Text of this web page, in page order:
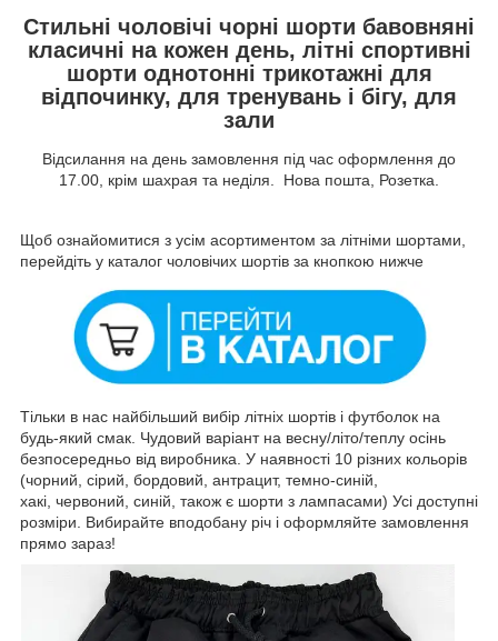
Стильні чоловічі чорні шорти бавовняні
класичні на кожен день, літні спортивні
шорти однотонні трикотажні для
відпочинку, для тренувань і бігу, для
зали
Відсилання на день замовлення під час оформлення до
17.00, крім шахрая та неділя. Нова пошта, Розетка.
Щоб ознайомитися з усім асортиментом за літніми шортами,
перейдіть у каталог чоловічих шортів за кнопкою нижче
Тільки в нас найбільший вибір літніх шортів і футболок на
будь-який смак. Чудовий варіант на весну/літо/теплу осінь
безпосередньо від виробника. У наявності 10 різних кольорів
(чорний, сірий, бордовий, антрацит, темно-синій,
хакі, червоний, синій, також є шорти з лампасами) Усі доступні
розміри. Вибирайте вподобану річ і оформляйте замовлення
прямо зараз!